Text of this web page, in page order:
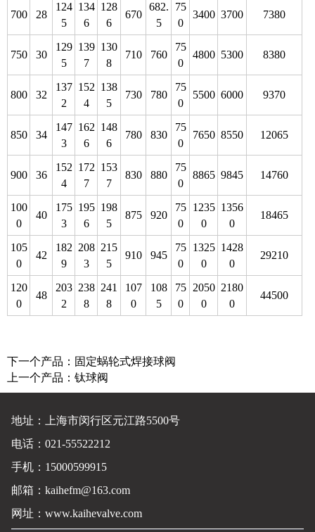
700 28
124
5
134
6
128
6
670
682.
5
75
0
3400 3700 7380
750 30
129
5
139
7
130
8
710 760
75
0
4800 5300 8380
800 32
137
2
152
4
138
5
730 780
75
0
5500 6000 9370
850 34
147
3
162
6
148
6
780 830
75
0
7650 8550 12065
900 36
152
4
172
7
153
7
830 880
75
0
8865 9845 14760
100
0
40
175
3
195
6
198
5
875 920
75
0
1235
0
1356
0
18465
105
0
42
182
9
208
3
215
5
910 945
75
0
1325
0
1428
0
29210
120
0
48
203
2
238
8
241
8
107
0
108
5
75
0
2050
0
2180
0
44500
下一个产品： 固定蜗轮式焊接球阀
上一个产品： 钛球阀
地址：上海市闵行区元江路5500号
电话：021-55522212
手机：15000599915
邮箱：kaihefm@163.com
网址： www.kaihevalve.com